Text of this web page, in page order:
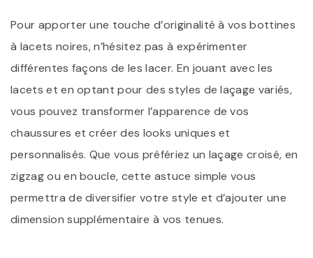
Pour apporter une touche d’originalité à vos bottines
à lacets noires, n’hésitez pas à expérimenter
différentes façons de les lacer. En jouant avec les
lacets et en optant pour des styles de laçage variés,
vous pouvez transformer l’apparence de vos
chaussures et créer des looks uniques et
personnalisés. Que vous préfériez un laçage croisé, en
zigzag ou en boucle, cette astuce simple vous
permettra de diversifier votre style et d’ajouter une
dimension supplémentaire à vos tenues.